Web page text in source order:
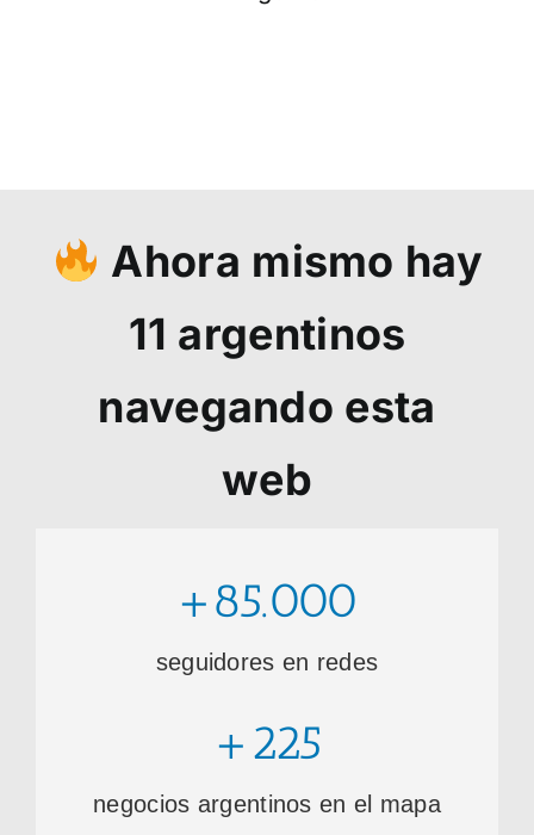
Ahora mismo hay
11 argentinos
navegando esta
web
+85.000
seguidores en redes
+225
negocios argentinos en el mapa